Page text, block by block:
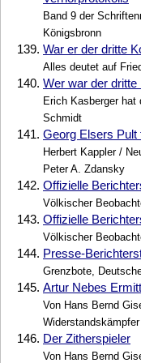
Band 9 der
Königsbronn
139. War er der dritte
Alles deutet auf
140. Wer war der
Erich Kasberger
Schmidt
141. Georg Elsers
Herbert Kappler /
Peter A. Zdansky
142. Offizielle
Völkischer
143. Offizielle
Völkischer
144. Presse-
Grenzbote,
145. Artur Nebes
Von Hans Bernd
Widerstandskämpfer
146. Der Zitherspieler
Von Hans Bernd